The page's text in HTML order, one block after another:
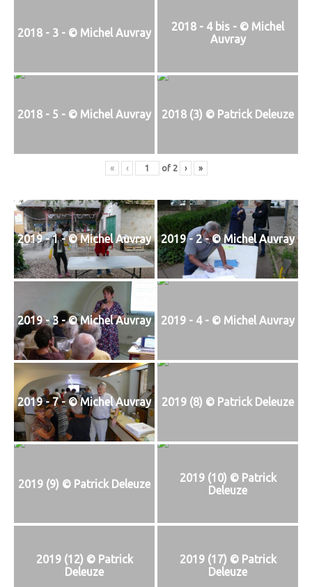
2018 - 3 - © Michel Auvray
2018 - 4 bis - © Michel
Auvray
2018 - 5 - © Michel Auvray 2018 (3) © Patrick Deleuze
« ‹ of 2 › »
2019 - 1 - © Michel Auvray 2019 - 2 - © Michel Auvray
2019 - 3 - © Michel Auvray 2019 - 4 - © Michel Auvray
2019 - 7 - © Michel Auvray 2019 (8) © Patrick Deleuze
2019 (9) © Patrick Deleuze
2019 (10) © Patrick
Deleuze
2019 (12) © Patrick
Deleuze
2019 (17) © Patrick
Deleuze